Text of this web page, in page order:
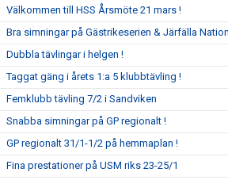
Välkommen till HSS Årsmöte 21 mars !
Bra simningar på Gästrikeserien & Järfälla
Dubbla tävlingar i helgen !
Taggat gäng i årets 1:a 5 klubbtävling !
Femklubb tävling 7/2 i Sandviken
Snabba simningar på GP regionalt !
GP regionalt 31/1-1/2 på hemmaplan !
Fina prestationer på USM riks 23-25/1